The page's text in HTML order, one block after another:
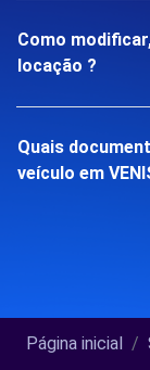
Como
locação ?
Quais
veículo em
Página inicial